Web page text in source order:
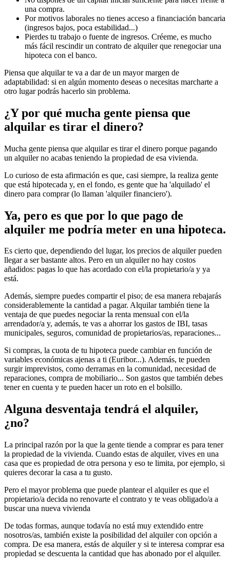
una compra.
Por motivos laborales no tienes acceso a financiación bancaria
(ingresos bajos, poca estabilidad...)
Pierdes tu trabajo o fuente de ingresos. Créeme, es mucho
más fácil rescindir un contrato de alquiler que renegociar una
hipoteca con el banco.
Piensa que alquilar te va a dar de un mayor margen de
adaptabilidad: si en algún momento deseas o necesitas marcharte a
otro lugar podrás hacerlo sin problema.
¿Y por qué mucha gente piensa que
alquilar es tirar el dinero?
Mucha gente piensa que alquilar es tirar el dinero porque pagando
un alquiler no acabas teniendo la propiedad de esa vivienda.
Lo curioso de esta afirmación es que, casi siempre, la realiza gente
que está hipotecada y, en el fondo, es gente que ha 'alquilado' el
dinero para comprar (lo llaman 'alquiler financiero').
Ya, pero es que por lo que pago de
alquiler me podría meter en una hipoteca.
Es cierto que, dependiendo del lugar, los precios de alquiler pueden
llegar a ser bastante altos. Pero en un alquiler no hay costos
añadidos: pagas lo que has acordado con el/la propietario/a y ya
está.
Además, siempre puedes compartir el piso; de esa manera rebajarás
considerablemente la cantidad a pagar. Alquilar también tiene la
ventaja de que puedes negociar la renta mensual con el/la
arrendador/a y, además, te vas a ahorrar los gastos de IBI, tasas
municipales, seguros, comunidad de propietarios/as, reparaciones...
Si compras, la cuota de tu hipoteca puede cambiar en función de
variables económicas ajenas a ti (Euribor...). Además, te pueden
surgir imprevistos, como derramas en la comunidad, necesidad de
reparaciones, compra de mobiliario... Son gastos que también debes
tener en cuenta y te pueden hacer un roto en el bolsillo.
Alguna desventaja tendrá el alquiler,
¿no?
La principal razón por la que la gente tiende a comprar es para tener
la propiedad de la vivienda. Cuando estas de alquiler, vives en una
casa que es propiedad de otra persona y eso te limita, por ejemplo, si
quieres decorar la casa a tu gusto.
Pero el mayor problema que puede plantear el alquiler es que el
propietario/a decida no renovarte el contrato y te veas obligado/a a
buscar una nueva vivienda
De todas formas, aunque todavía no está muy extendido entre
nosotros/as, también existe la posibilidad del alquiler con opción a
compra. De esa manera, estás de alquiler y si te interesa comprar esa
propiedad se descuenta la cantidad que has abonado por el alquiler.